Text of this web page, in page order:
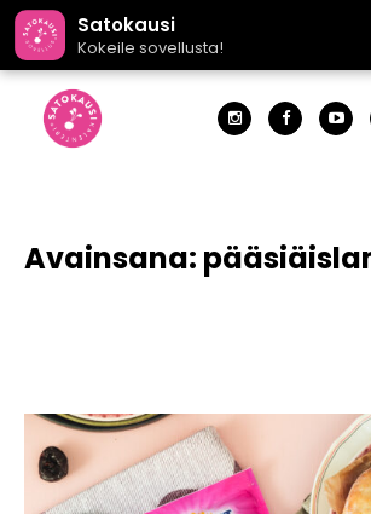
Satokausi
Kokeile sovellusta!
Avainsana: